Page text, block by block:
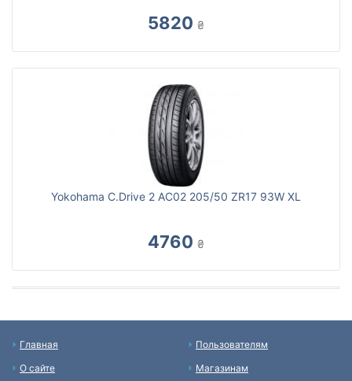
5820 ₴
Yokohama C.Drive 2 AC02 205/50 ZR17 93W XL
4760 ₴
Главная
О сайте
Пользователям
Магазинам